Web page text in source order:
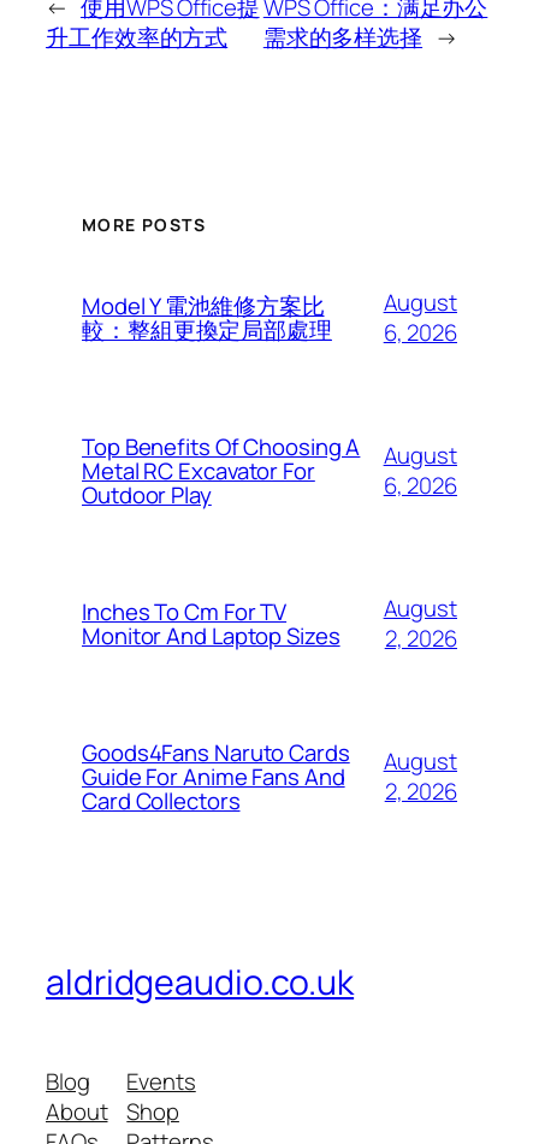
← 使用WPS Office提
升工作效率的方式
WPS Office：满足办公
需求的多样选择 →
MORE POSTS
Model Y 電池維修方案比
較：整組更換定局部處理
August
6, 2026
Top Benefits Of Choosing A
Metal RC Excavator For
Outdoor Play
August
6, 2026
Inches To Cm For TV
Monitor And Laptop Sizes
August
2, 2026
Goods4Fans Naruto Cards
Guide For Anime Fans And
Card Collectors
August
2, 2026
aldridgeaudio.co.uk
Blog
About
Events
Shop